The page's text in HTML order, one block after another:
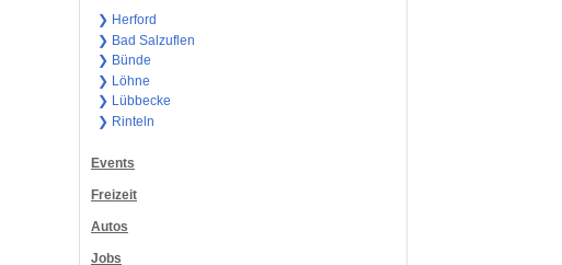
❯ Herford
❯ Bad Salzuflen
❯ Bünde
❯ Löhne
❯ Lübbecke
❯ Rinteln
Events
Freizeit
Autos
Jobs